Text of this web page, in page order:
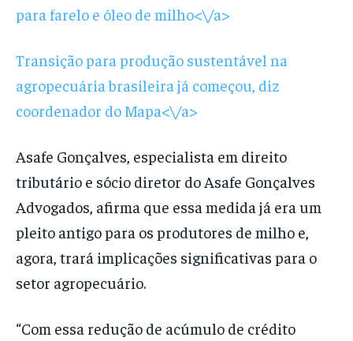
para farelo e óleo de milho<\/a>
Transição para produção sustentável na
agropecuária brasileira já começou, diz
coordenador do Mapa<\/a>
Asafe Gonçalves, especialista em direito
tributário e sócio diretor do Asafe Gonçalves
Advogados, afirma que essa medida já era um
pleito antigo para os produtores de milho e,
agora, trará implicações significativas para o
setor agropecuário.
“Com essa redução de acúmulo de crédito